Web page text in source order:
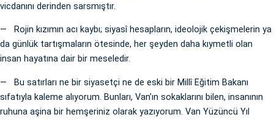
vicdanını derinden sarsmıştır.
— Rojin kızımın acı kaybı; siyasî hesapların, ideolojik çekişmelerin ya
da günlük tartışmaların ötesinde, her şeyden daha kıymetli olan
insan hayatına dair bir meseledir.
— Bu satırları ne bir siyasetçi ne de eski bir Millî Eğitim Bakanı
sıfatıyla kaleme alıyorum. Bunları, Van’ın sokaklarını bilen, insanının
ruhuna aşina bir hemşeriniz olarak yazıyorum. Van Yüzüncü Yıl